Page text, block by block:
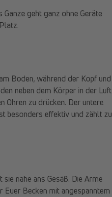
geht ganz ohne Geräte
Boden, während der Kopf und
neben dem Körper in der Luft
Ohren zu drücken. Der untere
besonders effektiv und zählt zu
nahe ans Gesäß. Die Arme
Becken mit angespanntem